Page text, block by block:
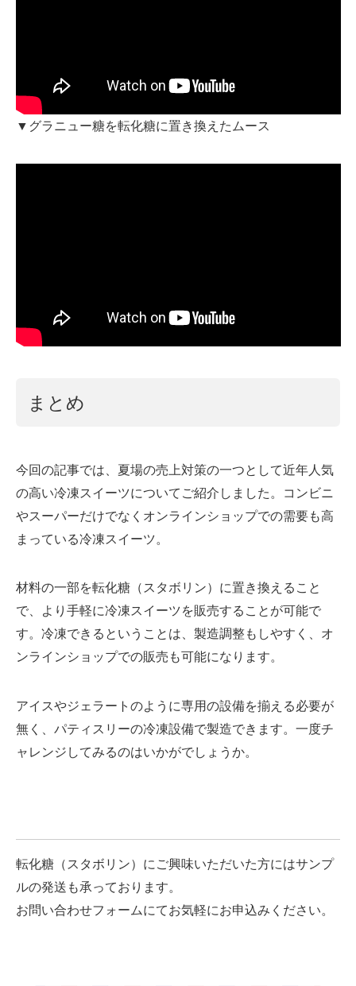
▼グラニュー糖を転化糖に置き換えたムース
まとめ
今回の記事では、夏場の売上対策の一つとして近年人気
の高い冷凍スイーツについてご紹介しました。コンビニ
やスーパーだけでなくオンラインショップでの需要も高
まっている冷凍スイーツ。
材料の一部を転化糖（スタボリン）に置き換えること
で、より手軽に冷凍スイーツを販売することが可能で
す。冷凍できるということは、製造調整もしやすく、オ
ンラインショップでの販売も可能になります。
アイスやジェラートのように専用の設備を揃える必要が
無く、パティスリーの冷凍設備で製造できます。一度チ
ャレンジしてみるのはいかがでしょうか。
転化糖（スタボリン）にご興味いただいた方にはサンプ
ルの発送も承っております。
お問い合わせフォームにてお気軽にお申込みください。